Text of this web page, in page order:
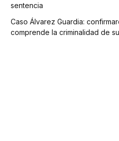
sentencia
Caso Álvarez Guardia:
comprende la criminalidad de